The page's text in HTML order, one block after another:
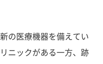
の医療機器を備えてい
ニックがある一方、跡